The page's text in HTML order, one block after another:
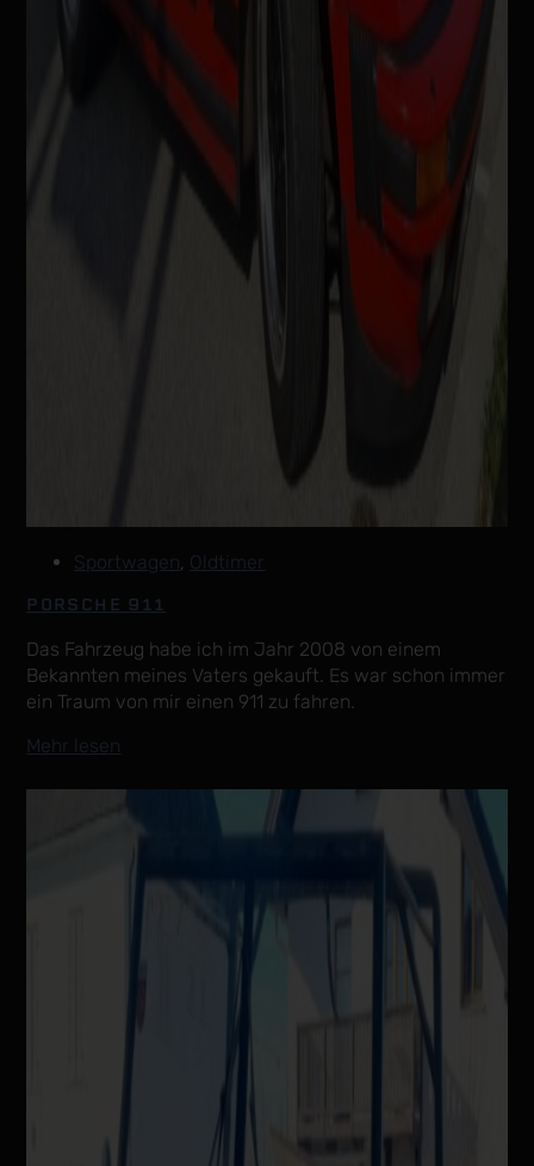
Sportwagen, Oldtimer
PORSCHE 911
Das Fahrzeug habe ich im Jahr 2008 von einem
Bekannten meines Vaters gekauft. Es war schon immer
ein Traum von mir einen 911 zu fahren.
Mehr lesen